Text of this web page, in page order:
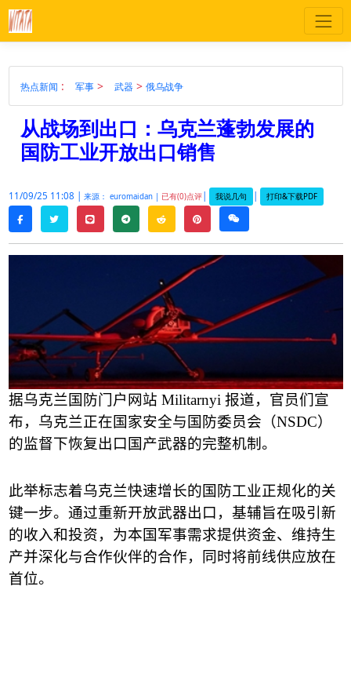
热点新闻 : 军事> 武器 > 俄乌战争
从战场到出口：乌克兰蓬勃发展的
国防工业开放出口销售
11/09/25 11:08 | 来源： euromaidan | 已有(0)点评| 我说几句 | 打印&下载PDF
facebooktwitterline telegramreddit pinterestweixin
据乌克兰国防门户网站 Militarnyi 报道，官员们宣
布，乌克兰正在国家安全与国防委员会 （NSDC）
的监督下恢复出口国产武器的完整机制。
此举标志着乌克兰快速增长的国防工业正规化的关
键一步。通过重新开放武器出口，基辅旨在吸引新
的收入和投资，为本国军事需求提供资金、维持生
产并深化与合作伙伴的合作，同时将前线供应放在
首位。